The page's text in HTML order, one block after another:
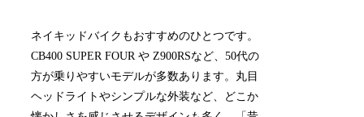
ネイキッドバイクもおすすめのひとつです。
CB400 SUPER FOUR や Z900RSなど、50代の
方が乗りやすいモデルが多数あります。丸目
ヘッドライトやシンプルな外装など、どこか